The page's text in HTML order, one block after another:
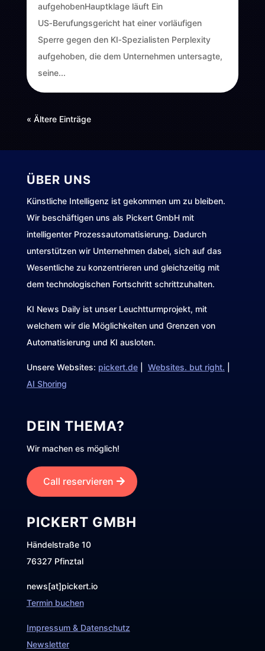
aufgehobenHauptklage läuft Ein
US‑Berufungsgericht hat einer vorläufigen
Sperre gegen den KI‑Spezialisten Perplexity
aufgehoben, die dem Unternehmen untersagte,
seine...
« Ältere Einträge
ÜBER UNS
Künstliche Intelligenz ist gekommen um zu bleiben.
Wir beschäftigen uns als Pickert GmbH mit
intelligenter Prozessautomatisierung. Dadurch
unterstützen wir Unternehmen dabei, sich auf das
Wesentliche zu konzentrieren und gleichzeitig mit
dem technologischen Fortschritt schrittzuhalten.
KI News Daily ist unser Leuchtturmprojekt, mit
welchem wir die Möglichkeiten und Grenzen von
Automatisierung und KI ausloten.
Unsere Websites: pickert.de| Websites. but right.
AI Shoring
DEIN THEMA?
Wir machen es möglich!
Call reservieren
PICKERT GMBH
Händelstraße 10
76327 Pfinztal
news[at]pickert.io
Termin buchen
Impressum & Datenschutz
Newsletter